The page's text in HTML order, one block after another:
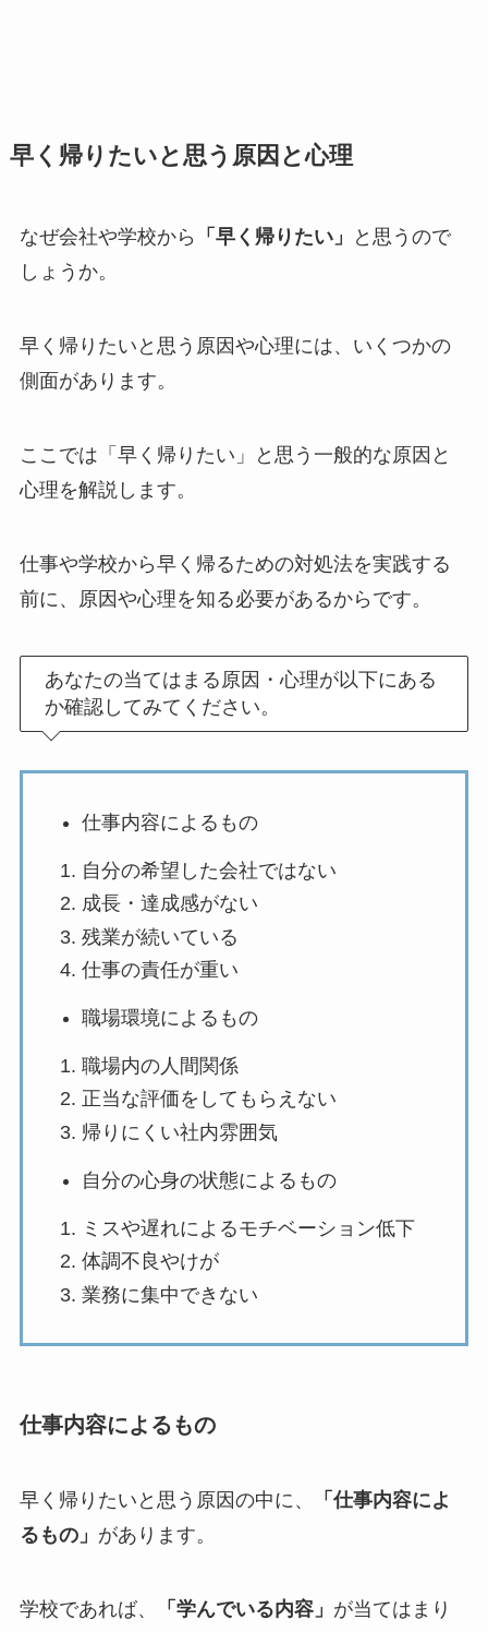
早く帰りたいと思う原因と心理
なぜ会社や学校から 「早く帰りたい」
と思うので
しょうか。
早く帰りたいと思う原因や心理には、いくつかの
側面があります。
ここでは「早く帰りたい」と思う一般的な原因と
心理を解説します。
仕事や学校から早く帰るための対処法を実践する
前に、原因や心理を知る必要があるからです。
あなたの当てはまる原因・心理が以下にある
か確認してみてください。
仕事内容によるもの
自分の希望した会社ではない
成長・達成感がない
残業が続いている
仕事の責任が重い
職場環境によるもの
職場内の人間関係
正当な評価をしてもらえない
帰りにくい社内雰囲気
自分の心身の状態によるもの
ミスや遅れによるモチベーション低下
体調不良やけが
業務に集中できない
仕事内容によるもの
早く帰りたいと思う原因の中に、
「仕事内容によ
るもの」 があります。
学校であれば、 「学んでいる内容」 が当てはまり